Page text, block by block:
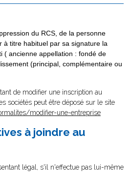
du RCS, de la personne
à titre habituel par sa signature la
( ancienne appellation : fondé de
(principal, complémentaire ou
de modifier une inscription au
sociétés peut être déposé sur le site
modifier-une-entreprise
à joindre au
légal, s'il n'effectue pas lui-même